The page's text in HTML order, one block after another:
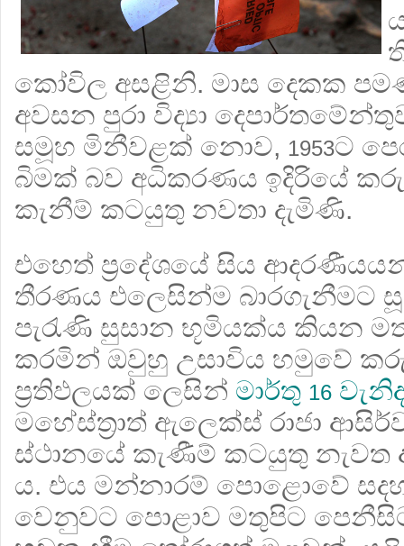
කෝවිල අසළිනි. මාස දෙකක
අවසන පුරා විද්‍යා
සමූහ මිනීවළක් නොව, 1953ට
බිමක් බව අධිකරණය ඉදිරියේ
කැනීම් කටයුතු නවතා දැමිණි.
එහෙත් ප‍්‍රදේශයේ සිය
තීරණය එලෙසින්ම බාරගැනීමට
පැරැණි සුසාන භූමියක්ය කියන
කරමින් ඔවුහු උසාවිය හමුවේ
ප‍්‍රතිඵලයක් ලෙසින් මාර්තු 16
මහේස්ත‍්‍රාත් ඇලෙක්ස් රාජා
ස්ථානයේ කැණීම් කටයුතු
ය. එය මන්නාරම් පොළොවේ
වෙනුවට පොළාව මතුපිට